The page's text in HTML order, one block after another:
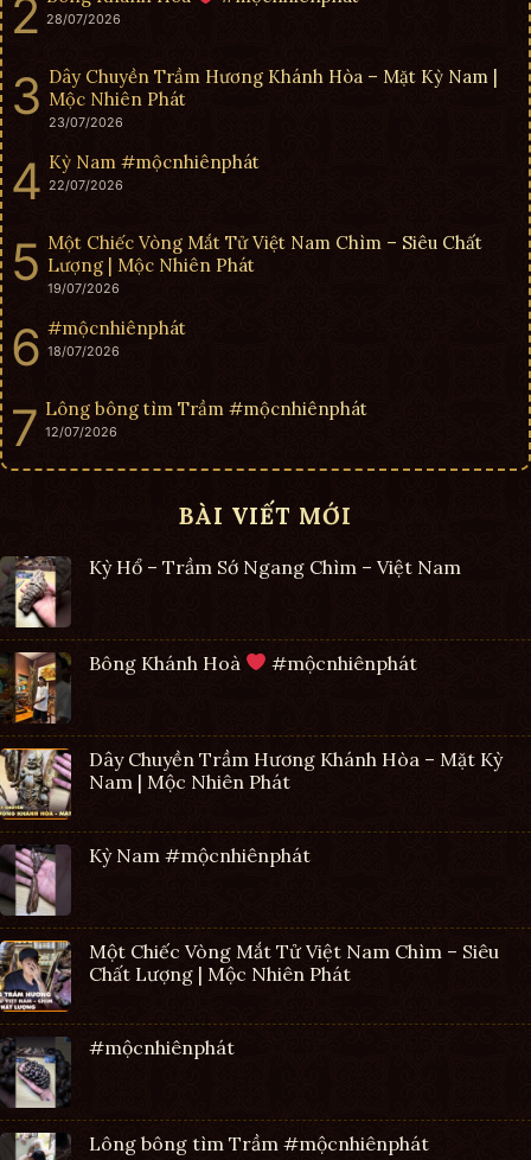
28/07/2026
Dây Chuyền Trầm Hương Khánh Hòa – Mặt Kỳ Nam |
Mộc Nhiên Phát
23/07/2026
Kỳ Nam #mộcnhiênphát
22/07/2026
Một Chiếc Vòng Mắt Tử Việt Nam Chìm – Siêu Chất
Lượng | Mộc Nhiên Phát
19/07/2026
#mộcnhiênphát
18/07/2026
Lông bông tìm Trầm #mộcnhiênphát
12/07/2026
BÀI VIẾT MỚI
Kỳ Hổ – Trầm Sớ Ngang Chìm – Việt Nam
Bông Khánh Hoà #mộcnhiênphát
Dây Chuyền Trầm Hương Khánh Hòa – Mặt Kỳ
Nam | Mộc Nhiên Phát
Kỳ Nam #mộcnhiênphát
Một Chiếc Vòng Mắt Tử Việt Nam Chìm – Siêu
Chất Lượng | Mộc Nhiên Phát
#mộcnhiênphát
Lông bông tìm Trầm #mộcnhiênphát